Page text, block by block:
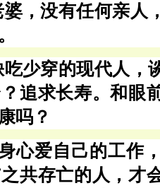
，没有任何亲人
吃少穿的现代人，
追求长寿。和眼
吗？
心爱自己的工作
共存亡的人，才